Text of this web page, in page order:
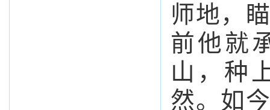
师地，
前他就
山，种
然。如